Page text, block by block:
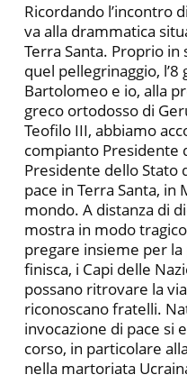
Ricordando l’incontro
va alla drammatica
Terra Santa. Proprio in
quel pellegrinaggio, l’8
Bartolomeo e io, alla
greco ortodosso di
Teofilo III, abbiamo
compianto Presidente
Presidente dello Stato
pace in Terra Santa,
mondo. A distanza di
mostra in modo
pregare insieme per
finisca, i Capi delle
possano ritrovare la
riconoscano fratelli.
invocazione di pace si
corso, in particolare
nella martoriata